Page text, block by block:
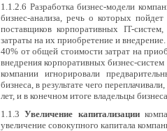
1.1.2.6 Разработка бизнес-модели
бизнес-анализа, речь о которых
поставщиков корпоративных IT-
затраты на их приобретение и
40% от общей стоимости затрат на
внедрения корпоративных бизнес-
компании игнорировали
бизнеса, в результате чего
лет, и в конечном итоге владельцы
1.1.3Увеличение капитализации
увеличение совокупного капитала